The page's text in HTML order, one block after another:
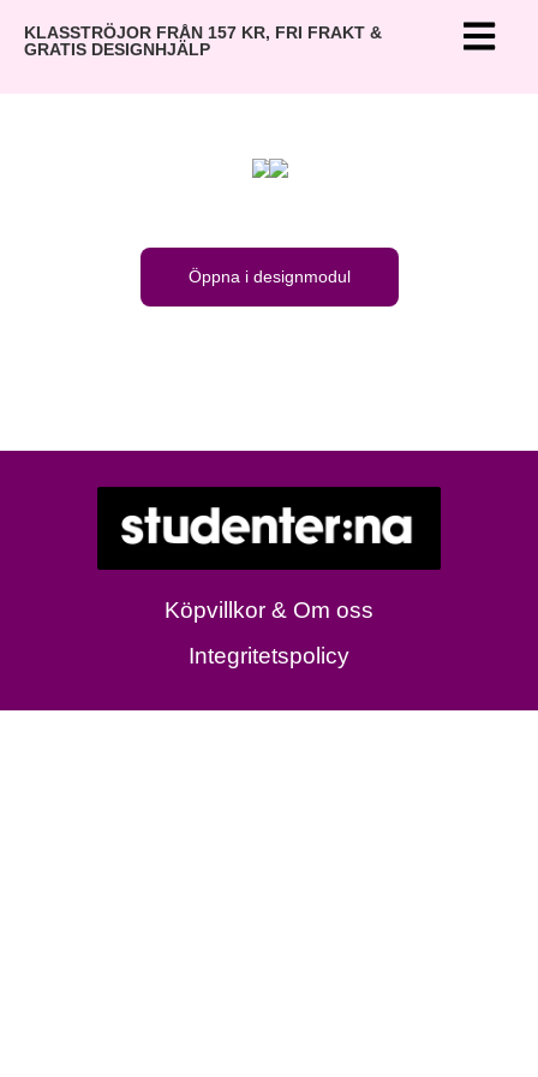
KLASSTRÖJOR FRÅN 157 KR, FRI FRAKT &
GRATIS DESIGNHJÄLP
Öppna i designmodul
Köpvillkor & Om oss
Integritetspolicy